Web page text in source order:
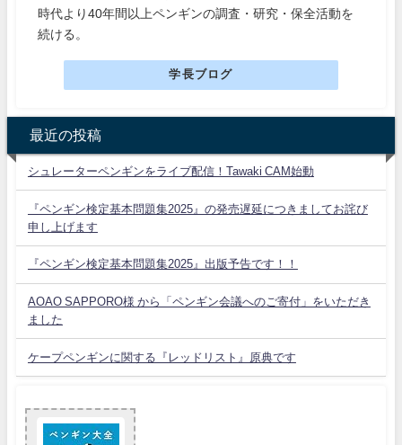
時代より40年間以上ペンギンの調査・研究・保全活動を
続ける。
学長ブログ
最近の投稿
シュレーターペンギンをライブ配信！Tawaki CAM始動
『ペンギン検定基本問題集2025』の発売遅延につきましてお詫び
申し上げます
『ペンギン検定基本問題集2025』出版予告です！！
AOAO SAPPORO様 から「ペンギン会議へのご寄付」をいただき
ました
ケープペンギンに関する『レッドリスト』原典です